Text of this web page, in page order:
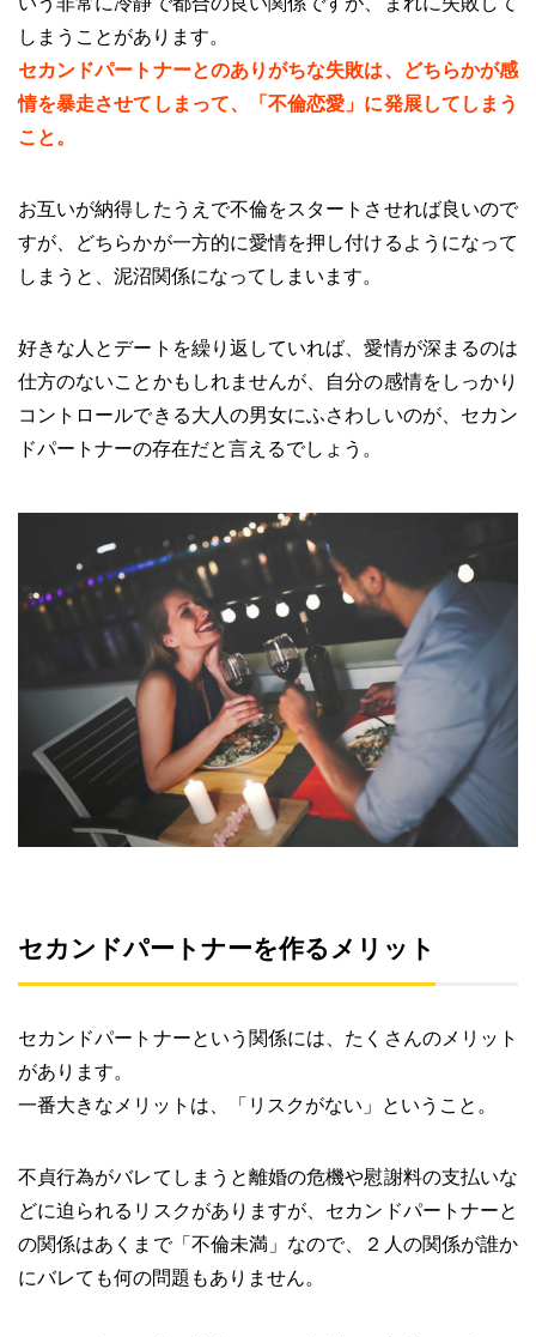
しまうことがあります。
セカンドパートナーとのありがちな失敗は、どちらかが感
情を暴走させてしまって、「不倫恋愛」に発展してしまう
こと。
お互いが納得したうえで不倫をスタートさせれば良いので
すが、どちらかが一方的に愛情を押し付けるようになって
しまうと、泥沼関係になってしまいます。
好きな人とデートを繰り返していれば、愛情が深まるのは
仕方のないことかもしれませんが、自分の感情をしっかり
コントロールできる大人の男女にふさわしいのが、セカン
ドパートナーの存在だと言えるでしょう。
セカンドパートナーを作るメリット
セカンドパートナーという関係には、たくさんのメリット
があります。
一番大きなメリットは、「リスクがない」ということ。
不貞行為がバレてしまうと離婚の危機や慰謝料の支払いな
どに迫られるリスクがありますが、セカンドパートナーと
の関係はあくまで「不倫未満」なので、２人の関係が誰か
にバレても何の問題もありません。